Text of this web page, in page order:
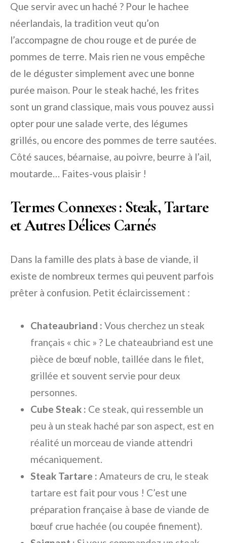
Que servir avec un haché ? Pour le hachee
néerlandais, la tradition veut qu’on
l’accompagne de chou rouge et de purée de
pommes de terre. Mais rien ne vous empêche
de le déguster simplement avec une bonne
purée maison. Pour le steak haché, les frites
sont un grand classique, mais vous pouvez aussi
opter pour une salade verte, des légumes
grillés, ou encore des pommes de terre sautées.
Côté sauces, béarnaise, au poivre, beurre à l’ail,
moutarde… Faites-vous plaisir !
Termes Connexes : Steak, Tartare
et Autres Délices Carnés
Dans la famille des plats à base de viande, il
existe de nombreux termes qui peuvent parfois
prêter à confusion. Petit éclaircissement :
Chateaubriand : Vous cherchez un steak
français « chic » ? Le chateaubriand est une
pièce de bœuf noble, taillée dans le filet,
grillée et souvent servie pour deux
personnes.
Cube Steak : Ce steak, qui ressemble un
peu à un steak haché par son aspect, est en
réalité un morceau de viande attendri
mécaniquement.
Steak Tartare : Amateurs de cru, le steak
tartare est fait pour vous ! C’est une
préparation française à base de viande de
bœuf crue hachée (ou coupée finement).